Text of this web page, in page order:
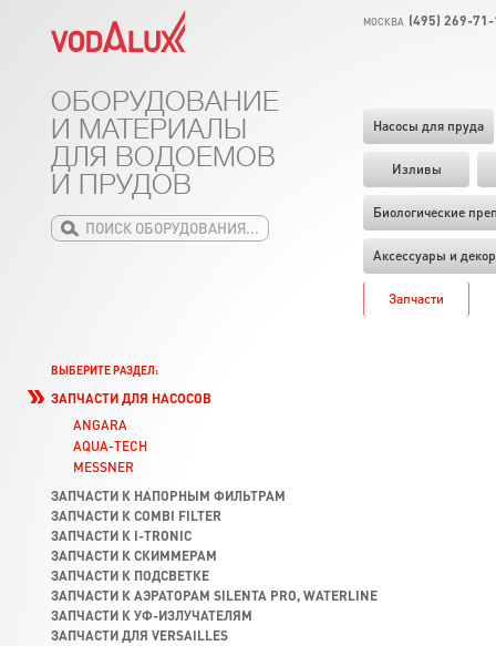
МОСКВА (495) 269-
Насосы для пруда
Изливы
Биологические
Аксессуары и декор
Запчасти
ОБОРУДОВАНИЕ
И МАТЕРИАЛЫ
ДЛЯ ВОДОЕМОВ
И ПРУДОВ
ВЫБЕРИТЕ РАЗДЕЛ:
ЗАПЧАСТИ ДЛЯ НАСОСОВ
ANGARA
AQUA-TECH
MESSNER
ЗАПЧАСТИ К НАПОРНЫМ ФИЛЬТРАМ
ЗАПЧАСТИ К COMBI FILTER
ЗАПЧАСТИ К I-TRONIC
ЗАПЧАСТИ К СКИММЕРАМ
ЗАПЧАСТИ К ПОДСВЕТКЕ
ЗАПЧАСТИ К АЭРАТОРАМ SILENTA PRO, WATERLINE
ЗАПЧАСТИ К УФ-ИЗЛУЧАТЕЛЯМ
ЗАПЧАСТИ ДЛЯ VERSAILLES